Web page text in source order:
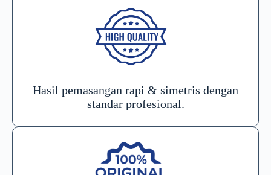
Hasil pemasangan rapi & simetris dengan
standar profesional.